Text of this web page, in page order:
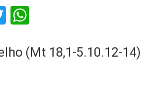
Twitter
(Mt 18,1-5.10.12-14)